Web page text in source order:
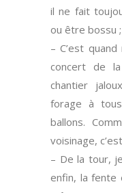
il ne fait
ou être bossu
– C’est
concert de
chantier
forage à
ballons.
voisinage,
– De la tour,
enfin, la fente